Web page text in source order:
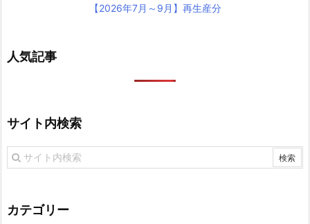
【2026年7月～9月】再生産分
人気記事
サイト内検索
カテゴリー